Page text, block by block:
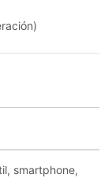
, smartphone,